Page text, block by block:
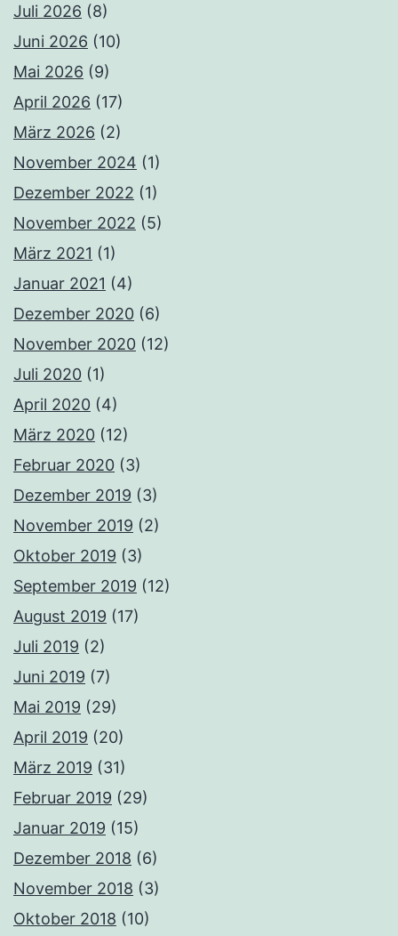
Juli 2026 (8)
Juni 2026 (10)
Mai 2026 (9)
April 2026 (17)
März 2026 (2)
November 2024 (1)
Dezember 2022 (1)
November 2022 (5)
März 2021 (1)
Januar 2021 (4)
Dezember 2020 (6)
November 2020 (12)
Juli 2020 (1)
April 2020 (4)
März 2020 (12)
Februar 2020 (3)
Dezember 2019 (3)
November 2019 (2)
Oktober 2019 (3)
September 2019 (12)
August 2019 (17)
Juli 2019 (2)
Juni 2019 (7)
Mai 2019 (29)
April 2019 (20)
März 2019 (31)
Februar 2019 (29)
Januar 2019 (15)
Dezember 2018 (6)
November 2018 (3)
Oktober 2018 (10)